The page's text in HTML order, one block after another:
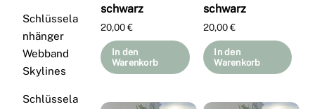
schwarz
20,00€
In den
Warenkorb
schwarz
20,00€
In den
Warenkorb
Schlüssela
nhänger
Webband
Skylines
Schlüssela